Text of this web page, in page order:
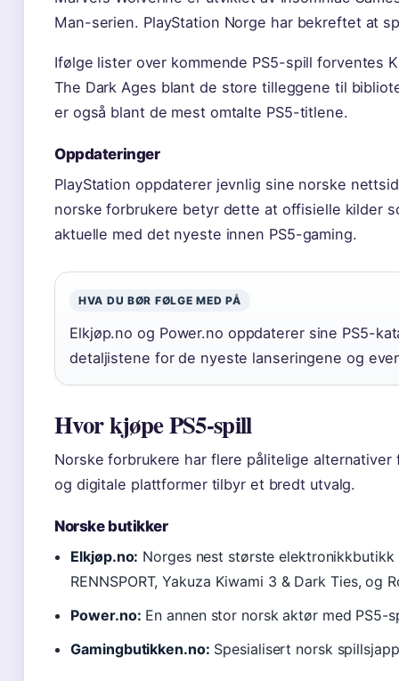
Man-serien. PlayStation Norge har bekreftet at
Ifølge lister over kommende PS5-spill forventes
The Dark Ages blant de store tilleggene til
er også blant de mest omtalte PS5-titlene.
Oppdateringer
PlayStation oppdaterer jevnlig sine norske
norske forbrukere betyr dette at offisielle kilder
aktuelle med det nyeste innen PS5-gaming.
HVA DU BØR FØLGE MED PÅ
Elkjøp.no og Power.no oppdaterer sine PS5-
detaljistene for de nyeste lanseringene og
Hvor kjøpe PS5-spill
Norske forbrukere har flere pålitelige
og digitale plattformer tilbyr et bredt utvalg.
Norske butikker
Elkjøp.no: Norges nest største
RENNSPORT, Yakuza Kiwami 3 & Dark Ties, og
Power.no: En annen stor norsk aktør med PS5-
Gamingbutikken.no: Spesialisert norsk